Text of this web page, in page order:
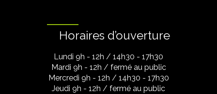
Horaires d’ouverture
Lundi 9h - 12h / 14h30 - 17h30
Mardi 9h - 12h / fermé au public
Mercredi 9h - 12h / 14h30 - 17h30
Jeudi 9h - 12h / fermé au public